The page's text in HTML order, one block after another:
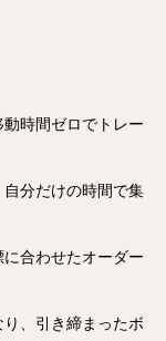
動時間ゼロでトレー
自分だけの時間で集
に合わせたオーダー
り、引き締まったボ